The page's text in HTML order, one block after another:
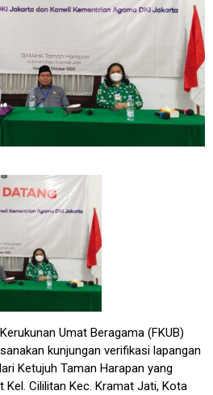
Umat Beragama (FKUB)
kunjungan verifikasi lapangan
Ketujuh Taman Harapan yang
Kel. Cililitan Kec. Kramat Jati, Kota